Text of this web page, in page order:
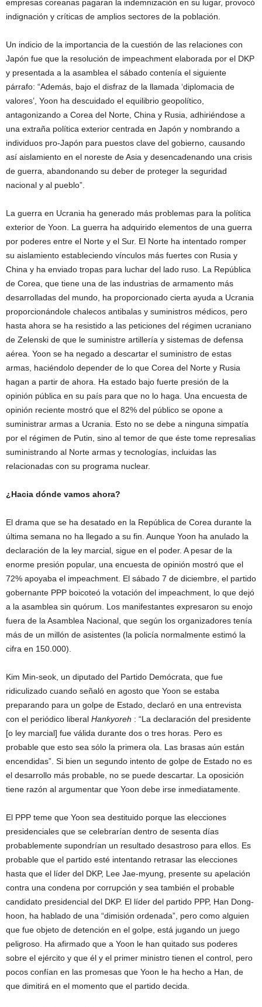
empresas coreanas pagaran la indemnización en su lugar, provocó
indignación y críticas de amplios sectores de la población.
Un indicio de la importancia de la cuestión de las relaciones con
Japón fue que la resolución de impeachment elaborada por el DKP
y presentada a la asamblea el sábado contenía el siguiente
párrafo: “Además, bajo el disfraz de la llamada ‘diplomacia de
valores’, Yoon ha descuidado el equilibrio geopolítico,
antagonizando a Corea del Norte, China y Rusia, adhiriéndose a
una extraña política exterior centrada en Japón y nombrando a
individuos pro-Japón para puestos clave del gobierno, causando
así aislamiento en el noreste de Asia y desencadenando una crisis
de guerra, abandonando su deber de proteger la seguridad
nacional y al pueblo”.
La guerra en Ucrania ha generado más problemas para la política
exterior de Yoon. La guerra ha adquirido elementos de una guerra
por poderes entre el Norte y el Sur. El Norte ha intentado romper
su aislamiento estableciendo vínculos más fuertes con Rusia y
China y ha enviado tropas para luchar del lado ruso. La República
de Corea, que tiene una de las industrias de armamento más
desarrolladas del mundo, ha proporcionado cierta ayuda a Ucrania
proporcionándole chalecos antibalas y suministros médicos, pero
hasta ahora se ha resistido a las peticiones del régimen ucraniano
de Zelenski de que le suministre artillería y sistemas de defensa
aérea. Yoon se ha negado a descartar el suministro de estas
armas, haciéndolo depender de lo que Corea del Norte y Rusia
hagan a partir de ahora. Ha estado bajo fuerte presión de la
opinión pública en su país para que no lo haga. Una encuesta de
opinión reciente mostró que el 82% del público se opone a
suministrar armas a Ucrania. Esto no se debe a ninguna simpatía
por el régimen de Putin, sino al temor de que éste tome represalias
suministrando al Norte armas y tecnologías, incluidas las
relacionadas con su programa nuclear.
¿Hacia dónde vamos ahora?
El drama que se ha desatado en la República de Corea durante la
última semana no ha llegado a su fin. Aunque Yoon ha anulado la
declaración de la ley marcial, sigue en el poder. A pesar de la
enorme presión popular, una encuesta de opinión mostró que el
72% apoyaba el impeachment. El sábado 7 de diciembre, el partido
gobernante PPP boicoteó la votación del impeachment, lo que dejó
a la asamblea sin quórum. Los manifestantes expresaron su enojo
fuera de la Asamblea Nacional, que según los organizadores tenía
más de un millón de asistentes (la policía normalmente estimó la
cifra en 150.000).
Kim Min-seok, un diputado del Partido Demócrata, que fue
ridiculizado cuando señaló en agosto que Yoon se estaba
preparando para un golpe de Estado, declaró en una entrevista
con el periódico liberal Hankyoreh : “La declaración del presidente
[o ley marcial] fue válida durante dos o tres horas. Pero es
probable que esto sea sólo la primera ola. Las brasas aún están
encendidas”. Si bien un segundo intento de golpe de Estado no es
el desarrollo más probable, no se puede descartar. La oposición
tiene razón al argumentar que Yoon debe irse inmediatamente.
El PPP teme que Yoon sea destituido porque las elecciones
presidenciales que se celebrarían dentro de sesenta días
probablemente supondrían un resultado desastroso para ellos. Es
probable que el partido esté intentando retrasar las elecciones
hasta que el líder del DKP, Lee Jae-myung, presente su apelación
contra una condena por corrupción y sea también el probable
candidato presidencial del DKP. El líder del partido PPP, Han Dong-
hoon, ha hablado de una “dimisión ordenada”, pero como alguien
que fue objeto de detención en el golpe, está jugando un juego
peligroso. Ha afirmado que a Yoon le han quitado sus poderes
sobre el ejército y que él y el primer ministro tienen el control, pero
pocos confían en las promesas que Yoon le ha hecho a Han, de
que dimitirá en el momento que el partido decida.